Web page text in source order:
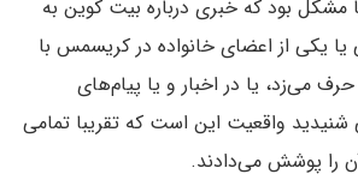
برای شما مشکل بود که خبری درباره بیت کوین به
یکی از اعضای خانواده در کریسمس با
می‌زد، یا در اخبار و یا پیام‌های
شنیدید واقعیت این است که تقریبا تمامی
را پوشش می‌دادند.